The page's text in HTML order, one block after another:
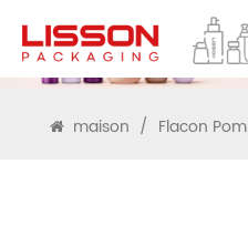
maison / Flacon